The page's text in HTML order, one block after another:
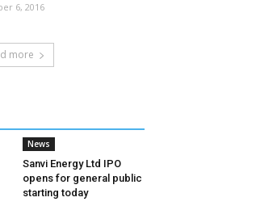
6, 2016
more
News
Sanvi Energy Ltd IPO
opens for general public
starting today